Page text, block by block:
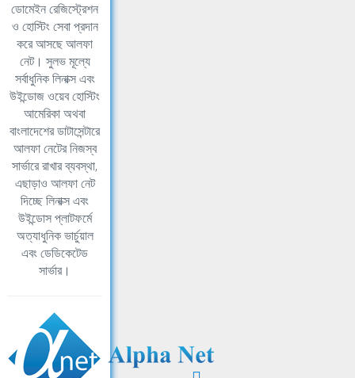
ডোমেইন রেজিস্ট্রেশন
ও হোস্টিং সেবা প্রদান
করে আসছে আলফা
নেট। সুলভ মূল্যে
সর্বাধুনিক লিনাক্স এবং
উইন্ডোজ ওয়েব হোস্টিং
আমেরিকা অথবা
বাংলাদেশের ডাটাসেন্টারে
আলফা নেটের নিজস্ব
সার্ভারে রাখার ব্যবস্থা,
এছাড়াও আলফা নেট
দিচ্ছে লিনাক্স এবং
উইন্ডোস প্লাটফর্মে
অত্যাধুনিক ভার্চুয়াল
এবং ডেডিকেটেড
সার্ভার।